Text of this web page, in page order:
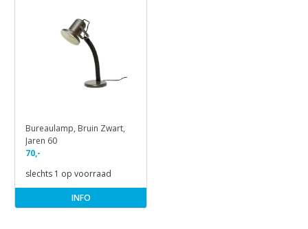
Bureaulamp, Bruin Zwart,
Jaren 60
70,-
slechts 1 op voorraad
INFO